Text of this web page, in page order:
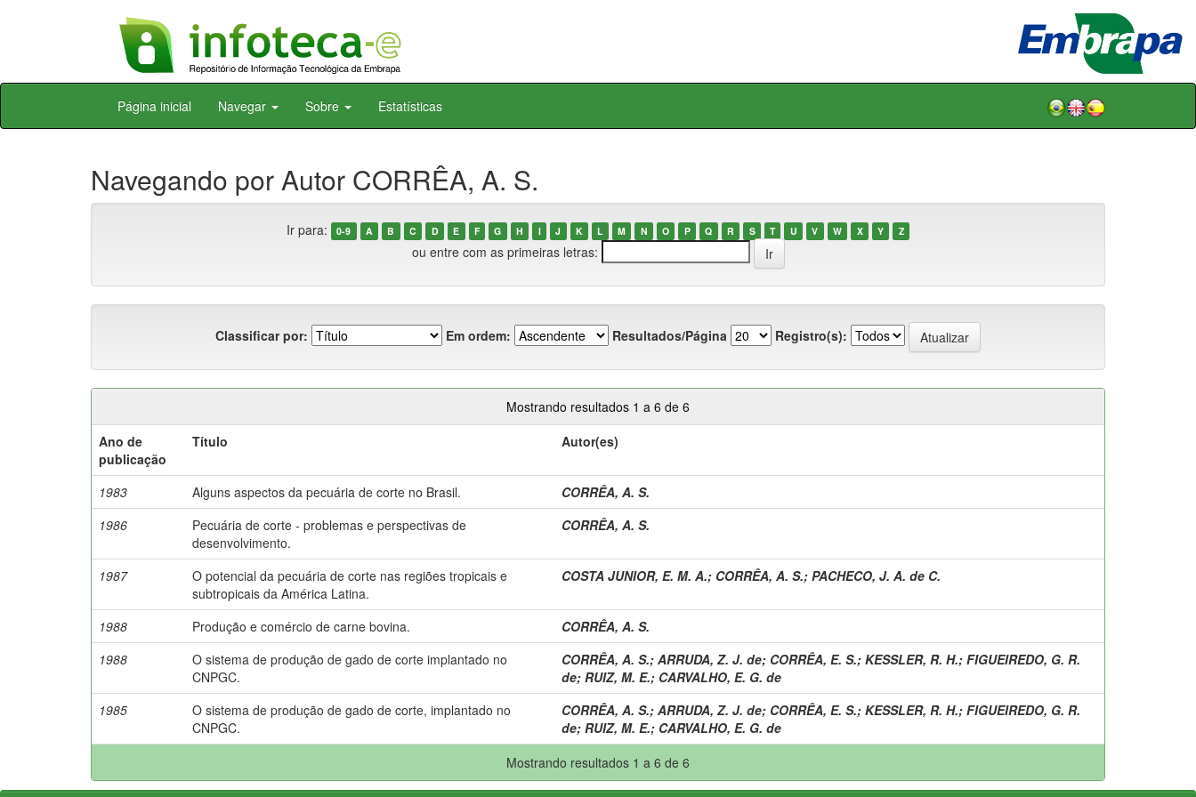
Skip
Página inicial Navegar Sobre Estatísticas
Navegando por Autor CORRÊA, A. S.
Ir para: 0-9 A B C D E F G H I J K L M N O P Q R S T U V W X Y Z
ou entre com as primeiras letras:
Classificar por: Em ordem: Resultados/Página Registro(s):
Mostrando resultados 1 a 6 de 6
Ano de
publicação
Título Autor(es)
1983 Alguns aspectos da pecuária de corte no Brasil.
CORRÊA, A. S.
1986
Pecuária de corte - problemas e perspectivas de
desenvolvimento.
CORRÊA, A. S.
1987
O potencial da pecuária de corte nas regiões tropicais e
subtropicais da América Latina.
COSTA JUNIOR, E. M. A.; CORRÊA, A. S.; PACHECO, J. A. de C.
1988 Produção e comércio de carne bovina.
CORRÊA, A. S.
1988
O sistema de produção de gado de corte implantado no
CNPGC.
CORRÊA, A. S.; ARRUDA, Z. J. de; CORRÊA, E. S.; KESSLER, R. H.; FIGUEIREDO, G. R.
de; RUIZ, M. E.; CARVALHO, E. G. de
1985
O sistema de produção de gado de corte, implantado no
CNPGC.
CORRÊA, A. S.; ARRUDA, Z. J. de; CORRÊA, E. S.; KESSLER, R. H.; FIGUEIREDO, G. R.
de; RUIZ, M. E.; CARVALHO, E. G. de
Mostrando resultados 1 a 6 de 6